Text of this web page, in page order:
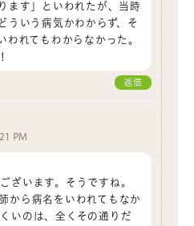
ます」といわれたが、当時
ういう病気かわからず、そ
われてもわからなかった。
返信
PM
ざいます。そうですね。
から病名をいわれてもなか
いのは、全くその通りだ